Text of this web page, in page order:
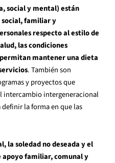
social y mental) están
familiar y
respecto al estilo de
las condiciones
mantener una dieta
. También son
y proyectos que
intercambio intergeneracional
la forma en que las
la soledad no deseada y el
familiar, comunal y